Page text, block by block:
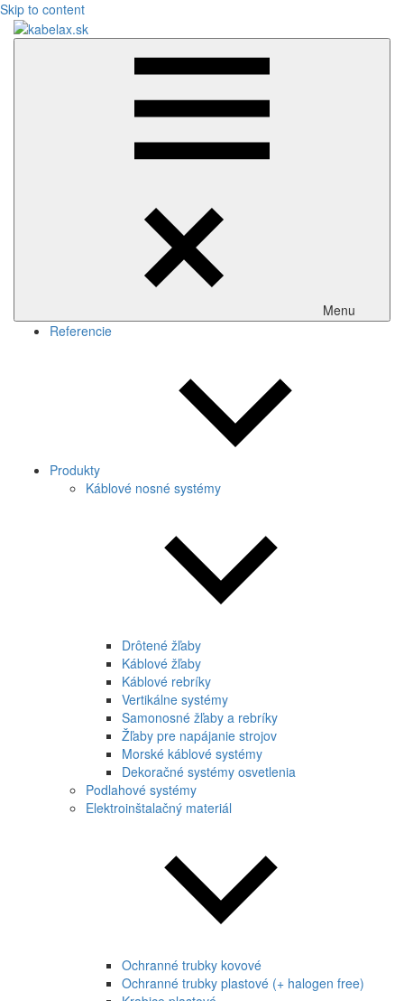
Skip to content
Menu
Referencie
Produkty
Káblové nosné systémy
Drôtené žľaby
Káblové žľaby
Káblové rebríky
Vertikálne systémy
Samonosné žľaby a rebríky
Žľaby pre napájanie strojov
Morské káblové systémy
Dekoračné systémy osvetlenia
Podlahové systémy
Elektroinštalačný materiál
Ochranné trubky kovové
Ochranné trubky plastové (+ halogen free)